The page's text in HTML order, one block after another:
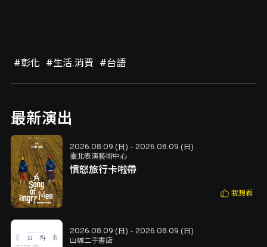
#彰化 #生活.消費 #台語
最新演出
2026.08.09 (日) - 2026.08.09 (日)
臺北表演藝術中心
憤怒旅行卡啦帶
我想看
2026.08.09 (日) - 2026.08.09 (日)
山峸二手書店